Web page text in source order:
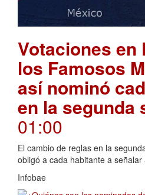
Votaciones en
los Famosos
así nominó
en la segunda
01:00
El cambio de reglas en la
obligó a cada habitante a
Infobae